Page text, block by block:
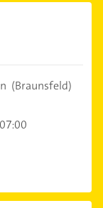
(Braunsfeld)